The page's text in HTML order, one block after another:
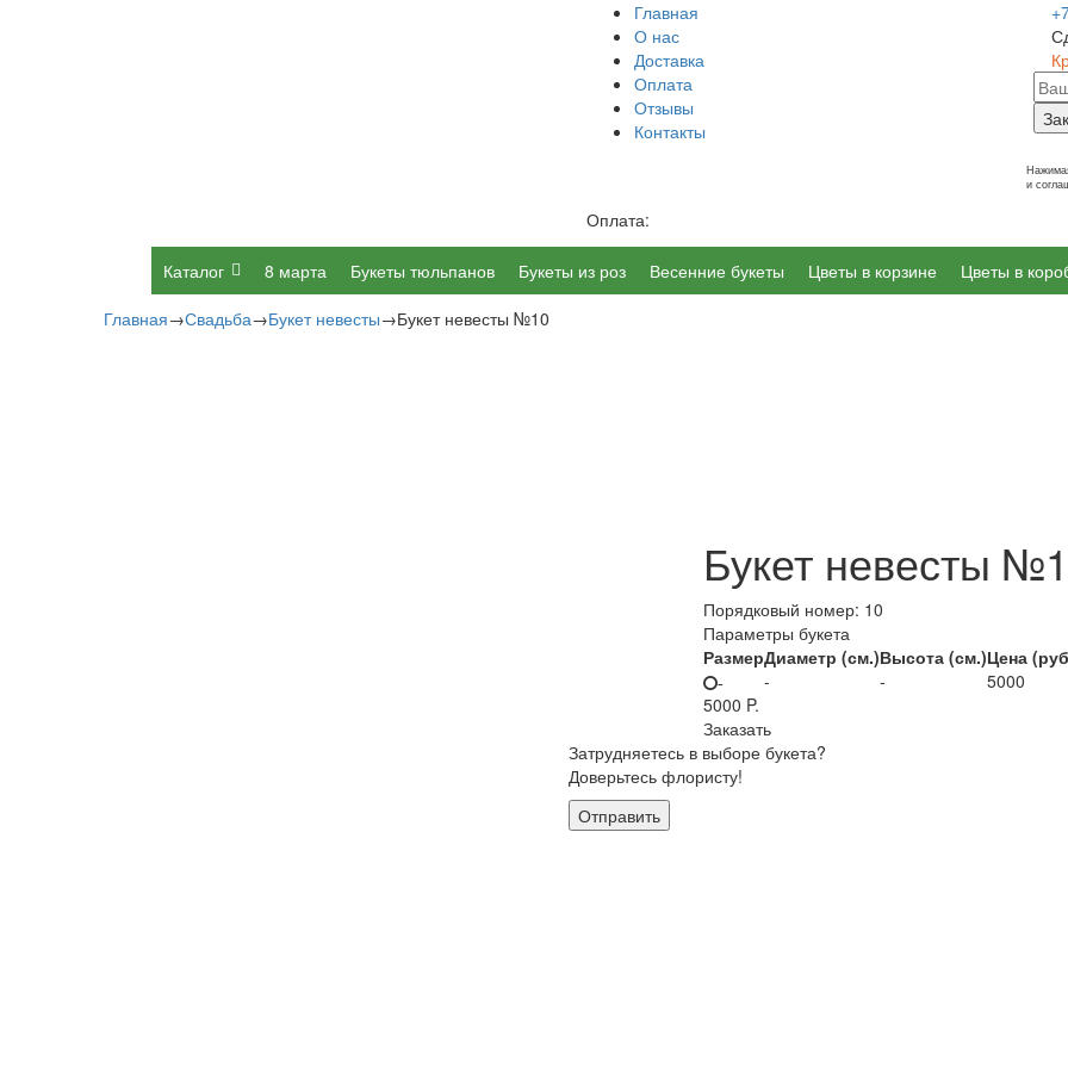
Главная
О нас
Доставка
Оплата
Отзывы
Контакты
Оплата:
и
Каталог 8 марта Букеты тюльпанов Букеты из роз Весенние букеты Цветы в корзине
Цветы в
Главная→Свадьба→Букет невесты→Букет невесты №10
Букет невесты
Порядковый номер: 10
Параметры букета
РазмерДиаметр (см.)Высота (см.)Цена
- - -
5000
5000 P.
Заказать
Затрудняетесь в выборе букета?
Доверьтесь флористу!